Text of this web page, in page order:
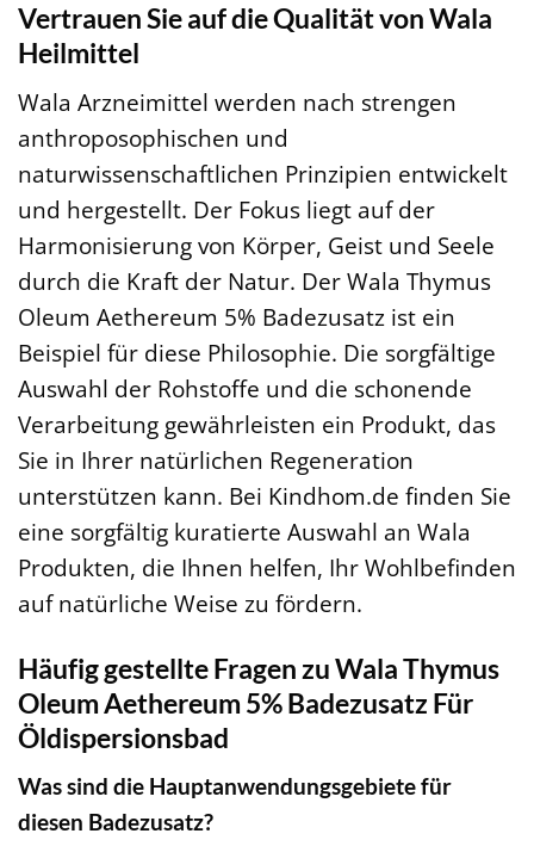
Vertrauen Sie auf die Qualität von Wala
Heilmittel
Wala Arzneimittel werden nach strengen
anthroposophischen und
naturwissenschaftlichen Prinzipien entwickelt
und hergestellt. Der Fokus liegt auf der
Harmonisierung von Körper, Geist und Seele
durch die Kraft der Natur. Der Wala Thymus
Oleum Aethereum 5% Badezusatz ist ein
Beispiel für diese Philosophie. Die sorgfältige
Auswahl der Rohstoffe und die schonende
Verarbeitung gewährleisten ein Produkt, das
Sie in Ihrer natürlichen Regeneration
unterstützen kann. Bei Kindhom.de finden Sie
eine sorgfältig kuratierte Auswahl an Wala
Produkten, die Ihnen helfen, Ihr Wohlbefinden
auf natürliche Weise zu fördern.
Häufig gestellte Fragen zu Wala Thymus
Oleum Aethereum 5% Badezusatz Für
Öldispersionsbad
Was sind die Hauptanwendungsgebiete für
diesen Badezusatz?